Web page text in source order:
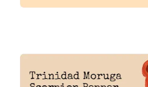
thông tin từ website này.